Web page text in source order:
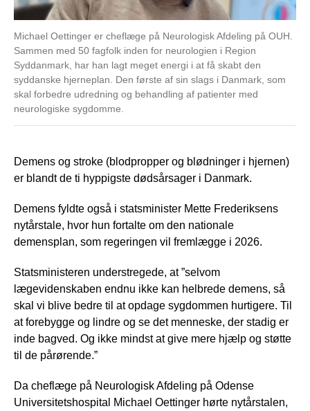
Michael Oettinger er cheflæge på Neurologisk Afdeling på OUH.
Sammen med 50 fagfolk inden for neurologien i Region
Syddanmark, har han lagt meget energi i at få skabt den
syddanske hjerneplan. Den første af sin slags i Danmark, som
skal forbedre udredning og behandling af patienter med
neurologiske sygdomme.
Demens og stroke (blodpropper og blødninger i hjernen)
er blandt de ti hyppigste dødsårsager i Danmark.
Demens fyldte også i statsminister Mette Frederiksens
nytårstale, hvor hun fortalte om den nationale
demensplan, som regeringen vil fremlægge i 2026.
Statsministeren understregede, at ”selvom
lægevidenskaben endnu ikke kan helbrede demens, så
skal vi blive bedre til at opdage sygdommen hurtigere. Til
at forebygge og lindre og se det menneske, der stadig er
inde bagved. Og ikke mindst at give mere hjælp og støtte
til de pårørende.”
Da cheflæge på Neurologisk Afdeling på Odense
Universitetshospital Michael Oettinger hørte nytårstalen,